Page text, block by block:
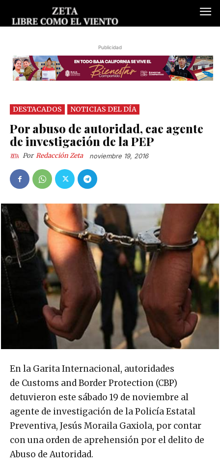
Publicidad
DESTACADOS NOTICIAS DEL DÍA
Por abuso de autoridad, cae agente
de investigación de la PEP
Por Redacción Zeta noviembre 19, 2016
En la Garita Internacional, autoridades
de Customs and Border Protection (CBP)
detuvieron este sábado 19 de noviembre al
agente de investigación de la Policía Estatal
Preventiva, Jesús Moraila Gaxiola, por contar
con una orden de aprehensión por el delito de
Abuso de Autoridad.